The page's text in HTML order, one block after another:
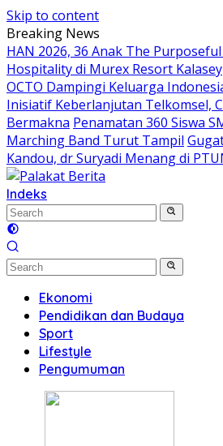
Skip to content
Breaking News
HAN 2026, 36 Anak The
Hospitality di Murex Resort Kalasey
OCTO Dampingi Keluarga
Inisiatif Keberlanjutan Telkomsel,
Bermakna Penamatan 360 Siswa
Marching Band Turut Tampil
Kandou, dr Suryadi Menang di
Indeks
Ekonomi
Pendidikan dan Budaya
Sport
Lifestyle
Pengumuman